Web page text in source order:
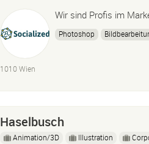
Wir sind Profis im
Photoshop
1010 Wien
Haselbusch
Animation/3D Illustration